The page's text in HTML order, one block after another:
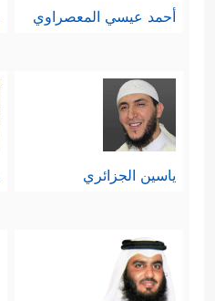
أحمد عيسي المعصراوي
ياسين الجزائري